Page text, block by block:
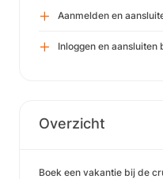
Aanmelden en
Inloggen en aansluiten
Overzicht
Boek een vakantie bij de